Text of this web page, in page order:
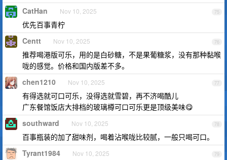
75
CatHan Nov 10, 2025
优先百事青柠
76
Centt Nov 10, 2025
推荐喝港版可乐，用的是白砂糖，不是果葡糖浆，没有那种黏喉
咙的感觉。价格和国内版差不多。
77
chen1210 Nov 10, 2025
有得选就可口可乐，没得选就雪碧，再不济喝酷儿
广东餐馆饭店大排档的玻璃樽可口可乐更是顶级美味😋
78
southward Nov 10, 2025
百事瓶装的加了甜味剂，喝着沾喉咙比较腻，一般只喝可口。
79
Tyrant1984 Nov 10, 2025